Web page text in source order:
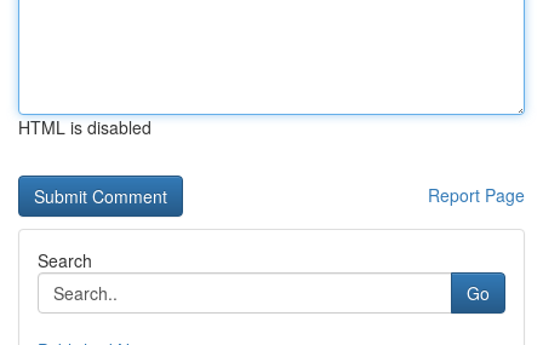
HTML is disabled
Report Page
Search
Go